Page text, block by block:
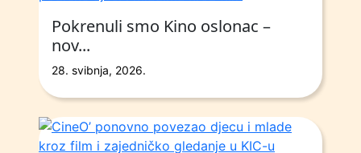
Pokrenuli smo Kino oslonac –
nov...
28. svibnja, 2026.